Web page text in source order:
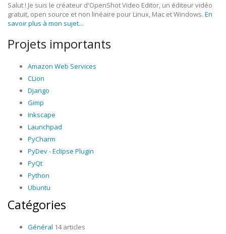
Salut ! Je suis le créateur d'OpenShot Video Editor, un éditeur vidéo
gratuit, open source et non linéaire pour Linux, Mac et Windows. En
savoir plus à mon sujet...
Projets importants
Amazon Web Services
CLion
Django
Gimp
Inkscape
Launchpad
PyCharm
PyDev - Eclipse Plugin
PyQt
Python
Ubuntu
Catégories
Général 14 articles